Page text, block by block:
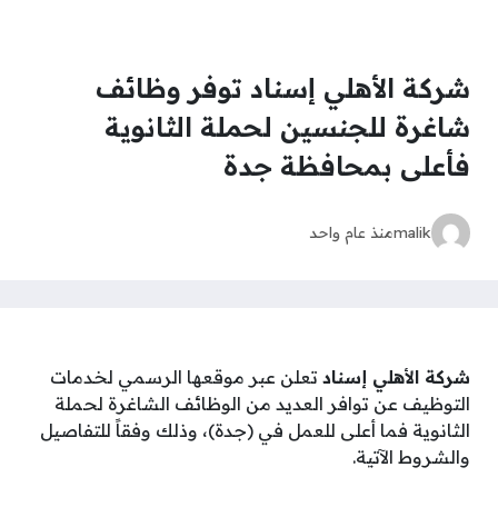
شركة الأهلي إسناد توفر وظائف
شاغرة للجنسين لحملة الثانوية
فأعلى بمحافظة جدة
malikمنذ عام واحد
شركة الأهلي إسناد تعلن عبر موقعها الرسمي لخدمات
التوظيف عن توافر العديد من الوظائف الشاغرة لحملة
الثانوية فما أعلى للعمل في (جدة)، وذلك وفقاً للتفاصيل
والشروط الآتية.